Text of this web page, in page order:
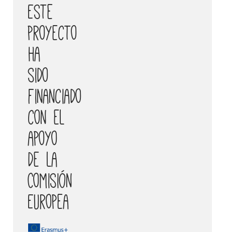
Este
proyecto
ha
sido
financiado
con el
apoyo
de la
Comisión
Europea